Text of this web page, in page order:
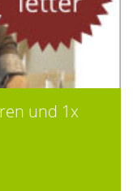
und 1x